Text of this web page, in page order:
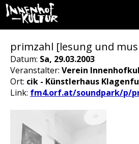
primzahl [lesung und
Datum: Sa, 29.03.2003
Veranstalter: Verein
Ort: cik - Künstlerhaus
Link: fm4.orf.at/soundpark/p/